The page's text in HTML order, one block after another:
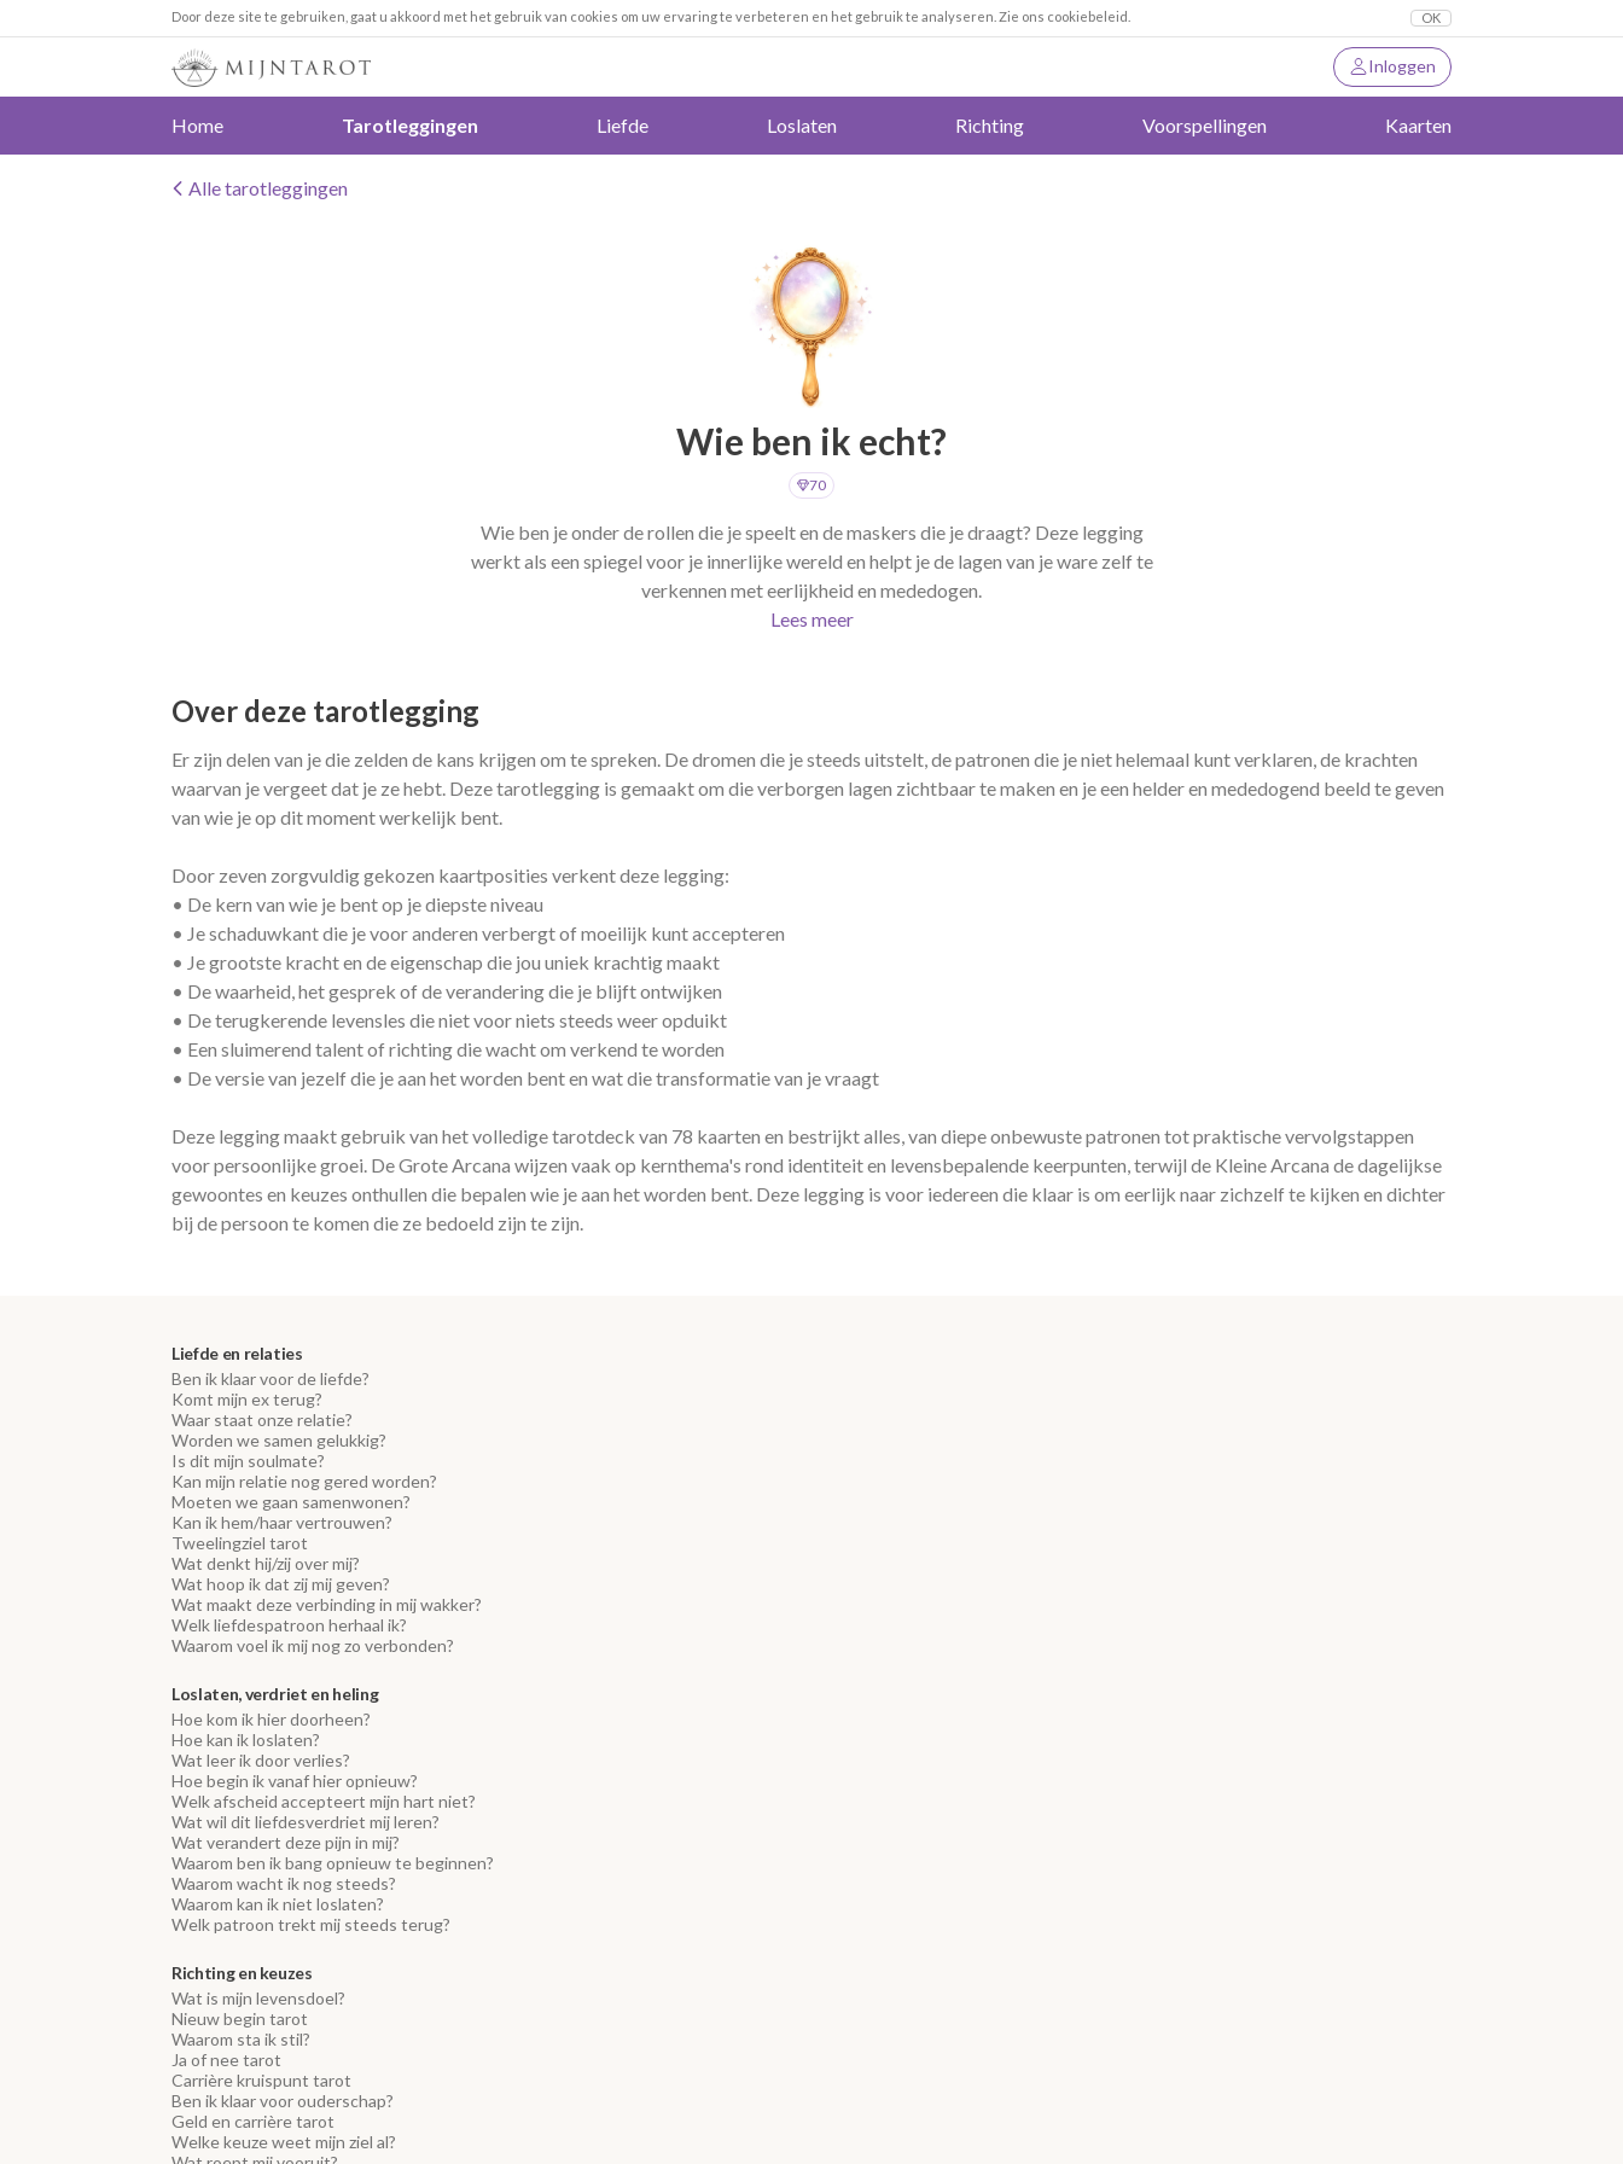
Door deze site te gebruiken, gaat u akkoord met het gebruik van cookies om uw ervaring te verbeteren en het gebruik te analyseren. Zie ons cookiebeleid. OK
Inloggen
Home Tarotleggingen Liefde Loslaten Richting Voorspellingen Kaarten
Alle tarotleggingen
Wie ben ik echt?
70
Wie ben je onder de rollen die je speelt en de maskers die je draagt? Deze legging
werkt als een spiegel voor je innerlijke wereld en helpt je de lagen van je ware zelf te
verkennen met eerlijkheid en mededogen.
Lees meer
Over deze tarotlegging
Er zijn delen van je die zelden de kans krijgen om te spreken. De dromen die je steeds uitstelt, de patronen die je niet helemaal kunt verklaren, de krachten
waarvan je vergeet dat je ze hebt. Deze tarotlegging is gemaakt om die verborgen lagen zichtbaar te maken en je een helder en mededogend beeld te geven
van wie je op dit moment werkelijk bent.
Door zeven zorgvuldig gekozen kaartposities verkent deze legging:
• De kern van wie je bent op je diepste niveau
• Je schaduwkant die je voor anderen verbergt of moeilijk kunt accepteren
• Je grootste kracht en de eigenschap die jou uniek krachtig maakt
• De waarheid, het gesprek of de verandering die je blijft ontwijken
• De terugkerende levensles die niet voor niets steeds weer opduikt
• Een sluimerend talent of richting die wacht om verkend te worden
• De versie van jezelf die je aan het worden bent en wat die transformatie van je vraagt
Deze legging maakt gebruik van het volledige tarotdeck van 78 kaarten en bestrijkt alles, van diepe onbewuste patronen tot praktische vervolgstappen
voor persoonlijke groei. De Grote Arcana wijzen vaak op kernthema's rond identiteit en levensbepalende keerpunten, terwijl de Kleine Arcana de dagelijkse
gewoontes en keuzes onthullen die bepalen wie je aan het worden bent. Deze legging is voor iedereen die klaar is om eerlijk naar zichzelf te kijken en dichter
bij de persoon te komen die ze bedoeld zijn te zijn.
Liefde en relaties
Ben ik klaar voor de liefde?
Komt mijn ex terug?
Waar staat onze relatie?
Worden we samen gelukkig?
Is dit mijn soulmate?
Kan mijn relatie nog gered worden?
Moeten we gaan samenwonen?
Kan ik hem/haar vertrouwen?
Tweelingziel tarot
Wat denkt hij/zij over mij?
Wat hoop ik dat zij mij geven?
Wat maakt deze verbinding in mij wakker?
Welk liefdespatroon herhaal ik?
Waarom voel ik mij nog zo verbonden?
Loslaten, verdriet en heling
Hoe kom ik hier doorheen?
Hoe kan ik loslaten?
Wat leer ik door verlies?
Hoe begin ik vanaf hier opnieuw?
Welk afscheid accepteert mijn hart niet?
Wat wil dit liefdesverdriet mij leren?
Wat verandert deze pijn in mij?
Waarom ben ik bang opnieuw te beginnen?
Waarom wacht ik nog steeds?
Waarom kan ik niet loslaten?
Welk patroon trekt mij steeds terug?
Richting en keuzes
Wat is mijn levensdoel?
Nieuw begin tarot
Waarom sta ik stil?
Ja of nee tarot
Carrière kruispunt tarot
Ben ik klaar voor ouderschap?
Geld en carrière tarot
Welke keuze weet mijn ziel al?